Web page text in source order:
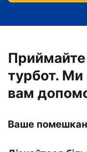
Приймайте
турбот. Ми
вам
Ваше